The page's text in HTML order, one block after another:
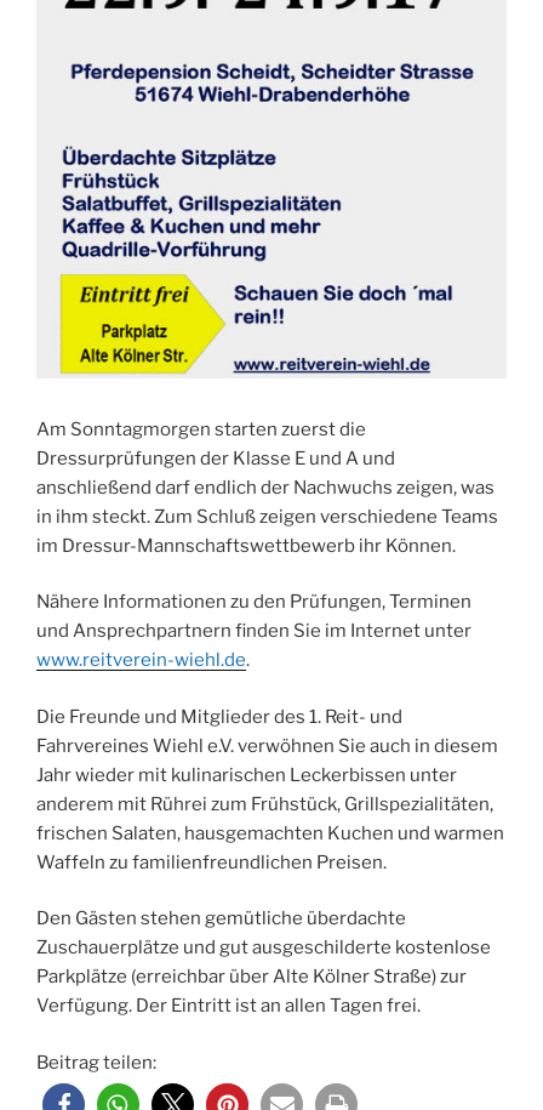
Am Sonntagmorgen starten zuerst die
Dressurprüfungen der Klasse E und A und
anschließend darf endlich der Nachwuchs zeigen, was
in ihm steckt. Zum Schluß zeigen verschiedene Teams
im Dressur-Mannschaftswettbewerb ihr Können.
Nähere Informationen zu den Prüfungen, Terminen
und Ansprechpartnern finden Sie im Internet unter
www.reitverein-wiehl.de.
Die Freunde und Mitglieder des 1. Reit- und
Fahrvereines Wiehl e.V. verwöhnen Sie auch in diesem
Jahr wieder mit kulinarischen Leckerbissen unter
anderem mit Rührei zum Frühstück, Grillspezialitäten,
frischen Salaten, hausgemachten Kuchen und warmen
Waffeln zu familienfreundlichen Preisen.
Den Gästen stehen gemütliche überdachte
Zuschauerplätze und gut ausgeschilderte kostenlose
Parkplätze (erreichbar über Alte Kölner Straße) zur
Verfügung. Der Eintritt ist an allen Tagen frei.
Beitrag teilen: